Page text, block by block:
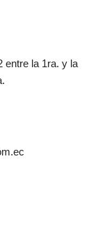
entre la 1ra. y la